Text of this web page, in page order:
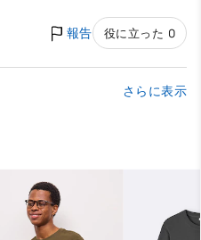
報告 役に立った 0
さらに表示